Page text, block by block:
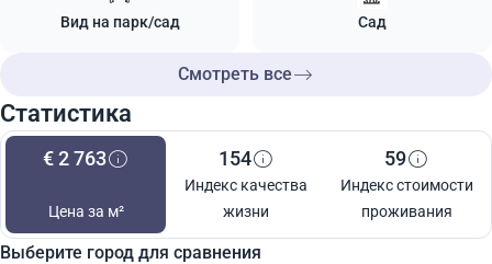
Вид на парк/сад Сад
Смотреть все
Статистика
€ 2 763
Цена за м²
154
Индекс качества
жизни
59
Индекс стоимости
проживания
Выберите город для сравнения